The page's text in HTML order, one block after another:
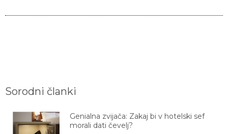
Sorodni članki
Genialna zvijača: Zakaj bi v hotelski sef
morali dati čevelj?